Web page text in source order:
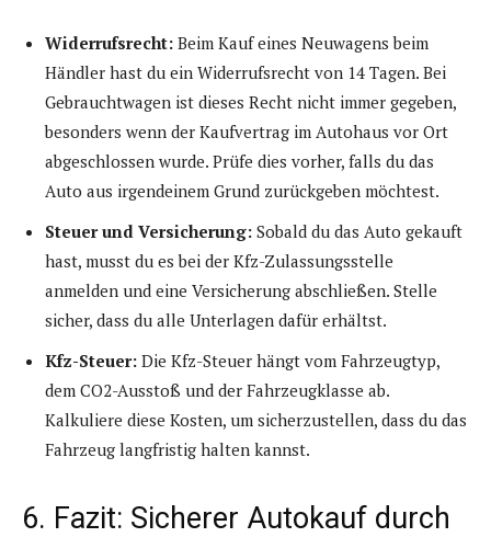
Widerrufsrecht: Beim Kauf eines Neuwagens beim
Händler hast du ein Widerrufsrecht von 14 Tagen. Bei
Gebrauchtwagen ist dieses Recht nicht immer gegeben,
besonders wenn der Kaufvertrag im Autohaus vor Ort
abgeschlossen wurde. Prüfe dies vorher, falls du das
Auto aus irgendeinem Grund zurückgeben möchtest.
Steuer und Versicherung: Sobald du das Auto gekauft
hast, musst du es bei der Kfz-Zulassungsstelle
anmelden und eine Versicherung abschließen. Stelle
sicher, dass du alle Unterlagen dafür erhältst.
Kfz-Steuer: Die Kfz-Steuer hängt vom Fahrzeugtyp,
dem CO2-Ausstoß und der Fahrzeugklasse ab.
Kalkuliere diese Kosten, um sicherzustellen, dass du das
Fahrzeug langfristig halten kannst.
6. Fazit: Sicherer Autokauf durch